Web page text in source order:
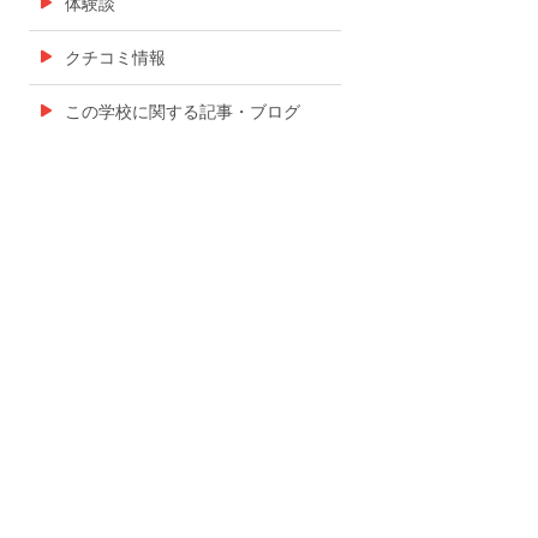
クチコミ情報
この学校に関する記事・ブログ